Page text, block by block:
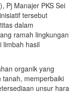
Pj Manajer PKS Sei
tersebut
dalam
ramah lingkungan
limbah hasil
organik yang
memperbaiki
unsur hara